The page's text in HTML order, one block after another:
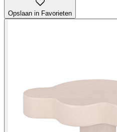
Opslaan in Favorieten